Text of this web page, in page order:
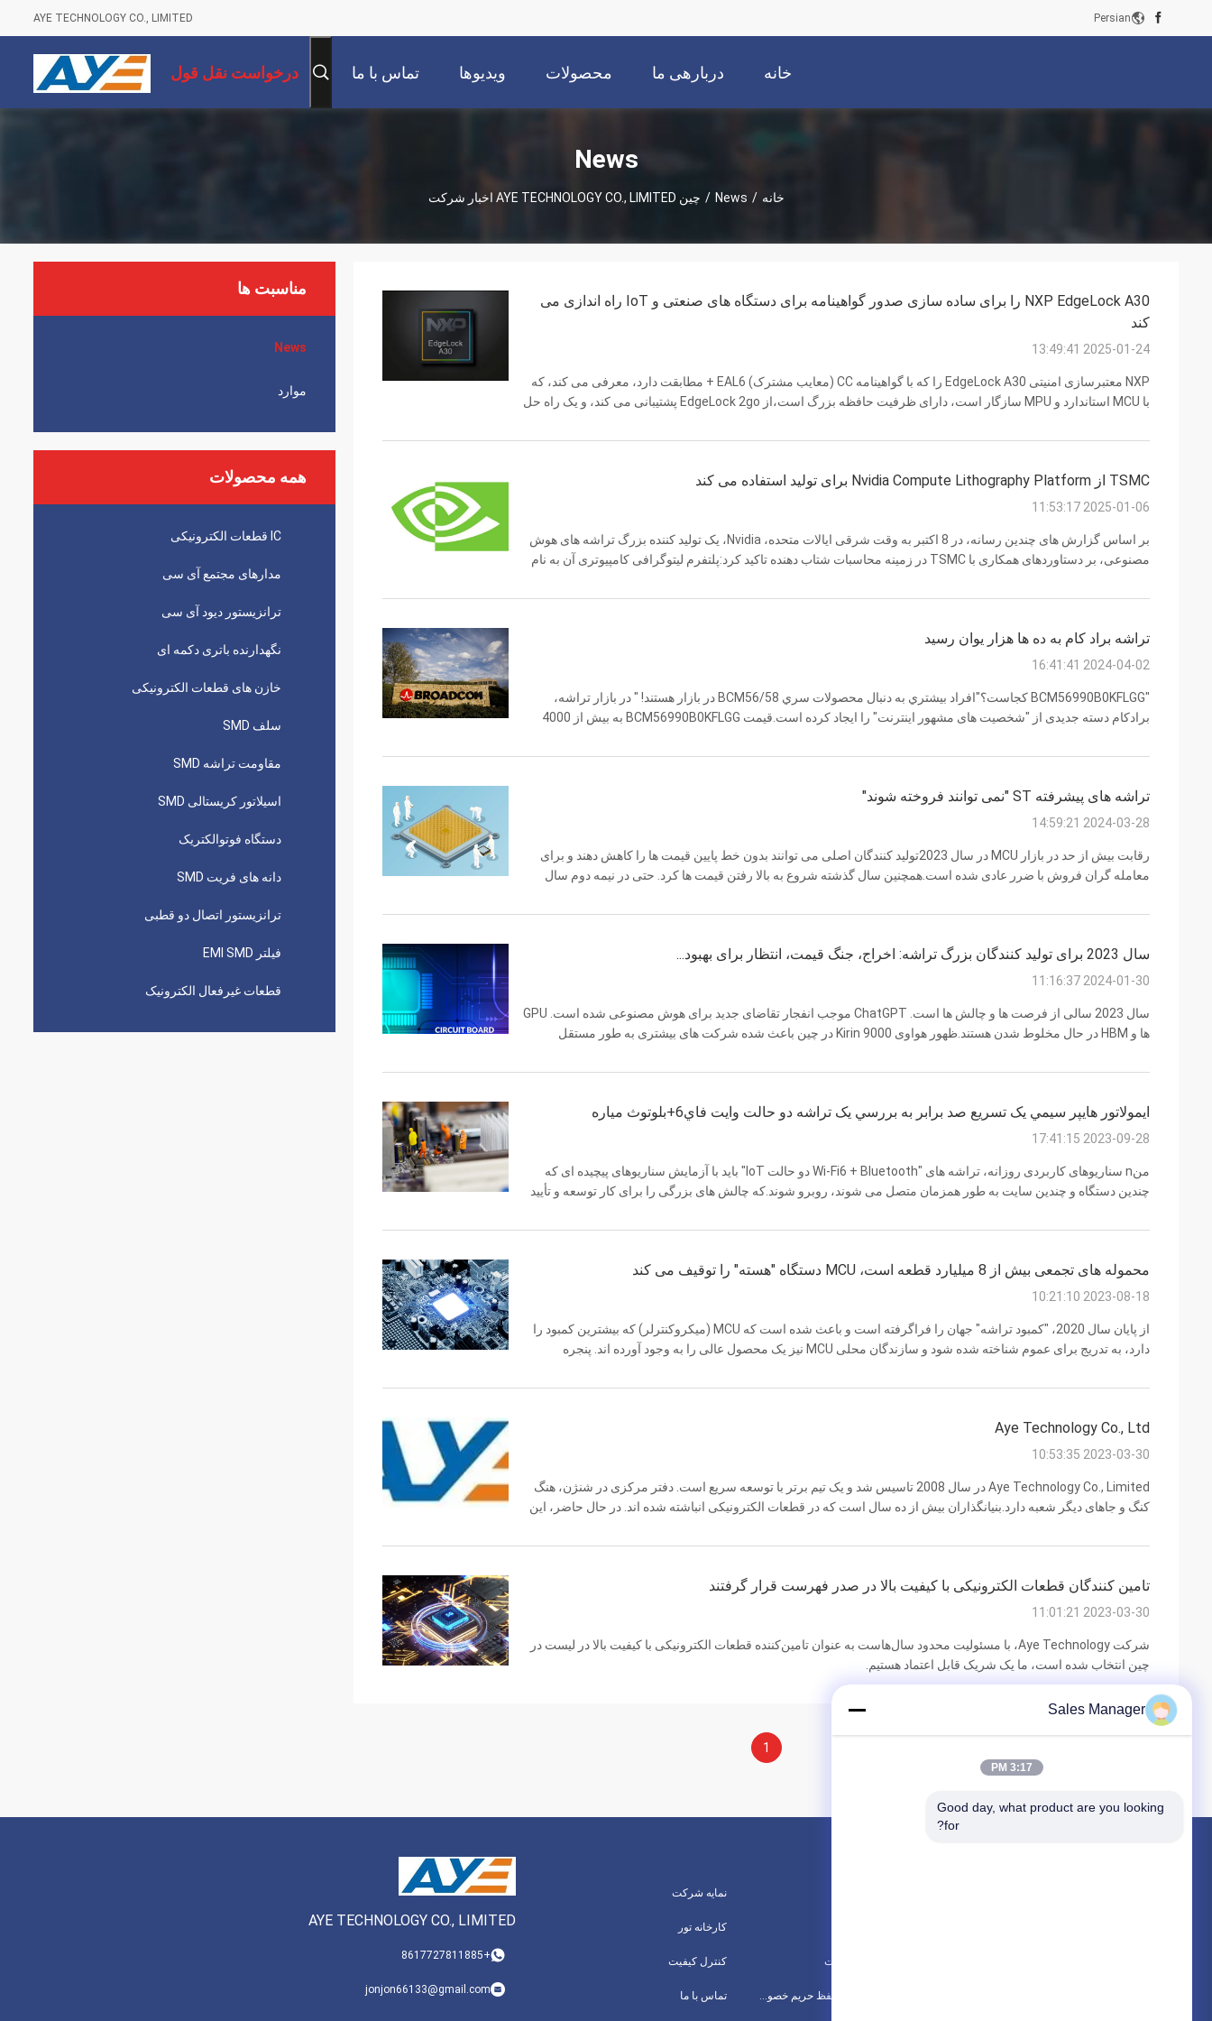
AYE TECHNOLOGY CO., LIMITED Persian
خانه دربارهی ما محصولات ویدیوها تماس با ما درخواست نقل قول
News
خانه /
News
/ چین AYE TECHNOLOGY CO., LIMITED اخبار شرکت
مناسبت ها
News
موارد
همه محصولات
IC قطعات الکترونیکی
مدارهای مجتمع آی سی
ترانزیستور دیود آی سی
نگهدارنده باتری دکمه ای
خازن های قطعات الکترونیکی
سلف SMD
مقاومت تراشه SMD
اسیلاتور کریستالی SMD
دستگاه فوتوالکتریک
دانه های فریت SMD
ترانزیستور اتصال دو قطبی
فیلتر EMI SMD
قطعات غیرفعال الکترونیک
NXP EdgeLock A30 را برای ساده سازی صدور گواهینامه برای دستگاه های صنعتی و IoT راه اندازی می
کند
2025-01-24 13:49:41
NXP معتبرسازی امنیتی EdgeLock A30 را که با گواهینامه CC (معایب مشترک) EAL6 + مطابقت دارد، معرفی می کند، که
با MCU استاندارد و MPU سازگار است، دارای ظرفیت حافظه بزرگ است،از EdgeLock 2go پشتیبانی می کند، و یک راه حل
TSMC از Nvidia Compute Lithography Platform برای تولید استفاده می کند
2025-01-06 11:53:17
بر اساس گزارش های چندین رسانه، در 8 اکتبر به وقت شرقی ایالات متحده، Nvidia، یک تولید کننده بزرگ تراشه های هوش
مصنوعی، بر دستاوردهای همکاری با TSMC در زمینه محاسبات شتاب دهنده تاکید کرد:پلتفرم لیتوگرافی کامپیوتری آن به نام
تراشه براد کام به ده ها هزار يوان رسيد
2024-04-02 16:41:41
"BCM56990B0KFLGG کجاست؟"افراد بيشتري به دنبال محصولات سري BCM56/58 در بازار هستند! " در بازار تراشه،
برادکام دسته جدیدی از "شخصیت های مشهور اینترنت" را ایجاد کرده است.قیمت BCM56990B0KFLGG به بیش از 4000
تراشه های پیشرفته ST "نمی توانند فروخته شوند"
2024-03-28 14:59:21
رقابت بیش از حد در بازار MCU در سال 2023تولید کنندگان اصلی می توانند بدون خط پایین قیمت ها را کاهش دهند و برای
معامله گران فروش با ضرر عادی شده است.همچنین سال گذشته شروع به بالا رفتن قیمت ها کرد. حتی در نیمه دوم سال
سال 2023 برای تولید کنندگان بزرگ تراشه: اخراج، جنگ قیمت، انتظار برای بهبود...
2024-01-30 11:16:37
سال 2023 سالی از فرصت ها و چالش ها است. ChatGPT موجب انفجار تقاضای جدید برای هوش مصنوعی شده است. GPU
ها و HBM در حال مخلوط شدن هستند.ظهور هواوی Kirin 9000 در چین باعث شده شرکت های بیشتری به طور مستقل
ايمولاتور هايپر سيمي يک تسريع صد برابر به بررسي يک تراشه دو حالت وايت فاي6+بلوتوث مياره
2023-09-28 17:41:15
منn سناریوهای کاربردی روزانه، تراشه های "Wi-Fi6 + Bluetooth دو حالت IoT" باید با آزمایش سناریوهای پیچیده ای که
چندین دستگاه و چندین سایت به طور همزمان متصل می شوند، روبرو شوند.که چالش های بزرگی را برای کار توسعه و تأیید
محموله های تجمعی بیش از 8 میلیارد قطعه است، MCU دستگاه "هسته" را توقیف می کند
2023-08-18 10:21:10
از پایان سال 2020، "کمبود تراشه" جهان را فراگرفته است و باعث شده است که MCU (میکروکنترلر) که بیشترین کمبود را
دارد، به تدریج برای عموم شناخته شده شود و سازندگان محلی MCU نیز یک محصول عالی را به وجود آورده اند. پنجره
Aye Technology Co., Ltd
2023-03-30 10:53:35
Aye Technology Co., Limited در سال 2008 تاسیس شد و یک تیم برتر با توسعه سریع است. دفتر مرکزی در شنژن، هنگ
کنگ و جاهای دیگر شعبه دارد.بنیانگذاران بیش از ده سال است که در قطعات الکترونیکی انباشته شده اند. در حال حاضر، این
تامین کنندگان قطعات الکترونیکی با کیفیت بالا در صدر فهرست قرار گرفتند
2023-03-30 11:01:21
شرکت Aye Technology، با مسئولیت محدود سال‌هاست به عنوان تامین‌کننده قطعات الکترونیکی با کیفیت بالا در لیست در
چین انتخاب شده است، ما یک شریک قابل اعتماد هستیم.
1
AYE TECHNOLOGY CO., LIMITED
+8617727811885
jonjon66133@gmail.com
نمایه شرکت
کارخانه تور
کنترل کیفیت
تماس با ما
نقشه سایت
سیاست حفظ حریم خصوصی
Sales Manager
3:17 PM
Good day, what product are you looking
for?